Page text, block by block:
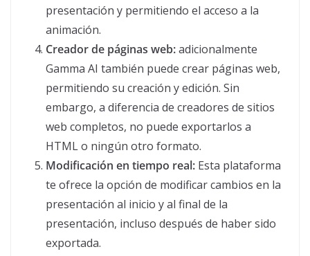
presentación y permitiendo el acceso a la
animación.
Creador de páginas web:adicionalmente
Gamma AI también puede crear páginas web,
permitiendo su creación y edición. Sin
embargo, a diferencia de creadores de sitios
web completos, no puede exportarlos a
HTML o ningún otro formato.
Modificación en tiempo real: Esta plataforma
te ofrece la opción de modificar cambios en la
presentación al inicio y al final de la
presentación, incluso después de haber sido
exportada.